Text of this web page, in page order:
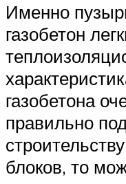
Именно
газобетон
газобетона
правильно
блоков, то